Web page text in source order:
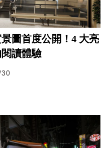
圖首度公開！4 大亮
讀體驗